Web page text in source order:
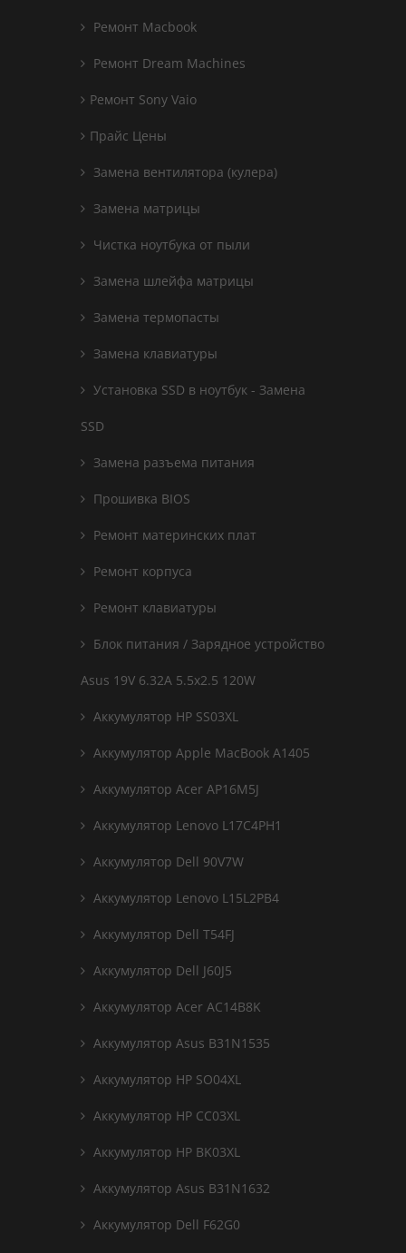
Ремонт Macbook
Ремонт Dream Machines
Ремонт Sony Vaio
Прайс Цены
Замена вентилятора (кулера)
Замена матрицы
Чистка ноутбука от пыли
Замена шлейфа матрицы
Замена термопасты
Замена клавиатуры
Установка SSD в ноутбук - Замена
SSD
Замена разъема питания
Прошивка BIOS
Ремонт материнских плат
Ремонт корпуса
Ремонт клавиатуры
Блок питания / Зарядное устройство
Asus 19V 6.32A 5.5x2.5 120W
Аккумулятор HP SS03XL
Аккумулятор Apple MacBook A1405
Аккумулятор Acer AP16M5J
Аккумулятор Lenovo L17C4PH1
Аккумулятор Dell 90V7W
Аккумулятор Lenovo L15L2PB4
Аккумулятор Dell T54FJ
Аккумулятор Dell J60J5
Аккумулятор Acer AC14B8K
Аккумулятор Asus B31N1535
Аккумулятор HP SO04XL
Аккумулятор HP CC03XL
Аккумулятор HP BK03XL
Аккумулятор Asus B31N1632
Аккумулятор Dell F62G0